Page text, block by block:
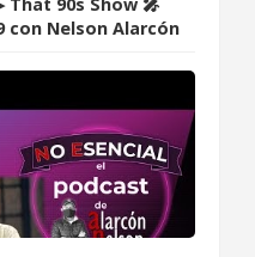
con Nelson Alarcón